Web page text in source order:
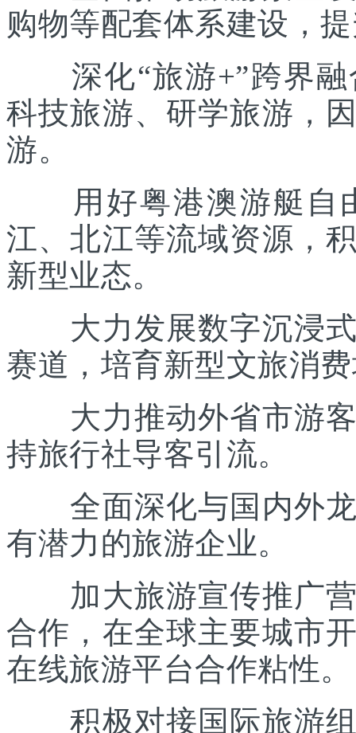
购物等配套体系建设，
深化“旅游+”跨界融
科技旅游、研学旅游，
游。
用好粤港澳游艇自
江、北江等流域资源，
新型业态。
大力发展数字沉浸式
赛道，培育新型文旅消
大力推动外省市游客
持旅行社导客引流。
全面深化与国内外龙
有潜力的旅游企业。
加大旅游宣传推广营
合作，在全球主要城市
在线旅游平台合作粘性。
积极对接国际旅游组